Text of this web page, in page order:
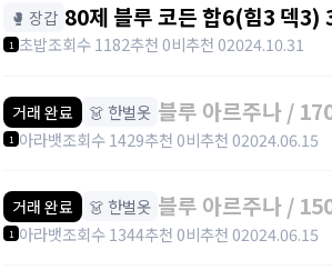
🥊 장갑 80제 블루 코든 합6(힘3 덱3)
1 초밥조회수 1182추천 0비추천 02024.10.31
거래 완료 👗 한벌옷 블루 아르주나 /
1 아라뱃조회수 1429추천 0비추천 02024.06.15
거래 완료 👗 한벌옷 블루 아르주나 /
1 아라뱃조회수 1344추천 0비추천 02024.06.15